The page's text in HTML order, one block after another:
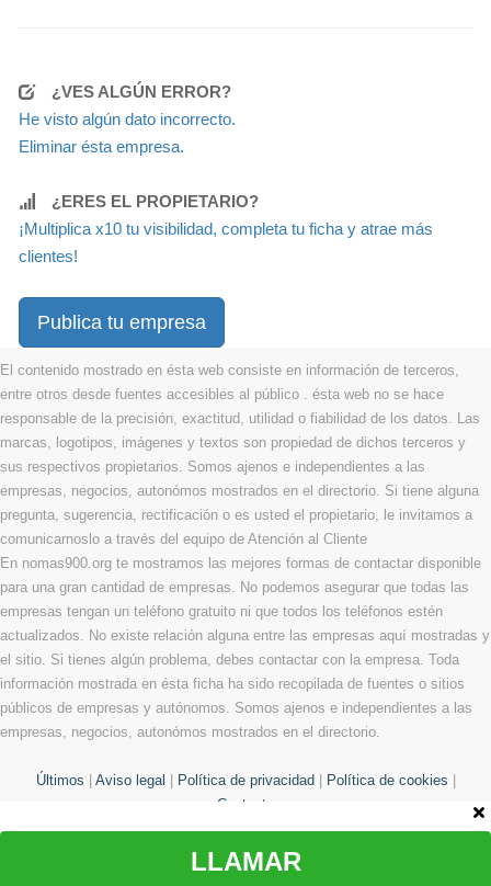
¿VES ALGÚN ERROR?
He visto algún dato incorrecto.
Eliminar ésta empresa.
¿ERES EL PROPIETARIO?
¡Multiplica x10 tu visibilidad, completa tu ficha y atrae más
clientes!
Publica tu empresa
El contenido mostrado en ésta web consiste en información de terceros,
entre otros desde fuentes accesibles al público . ésta web no se hace
responsable de la precisión, exactitud, utilidad o fiabilidad de los datos. Las
marcas, logotipos, imágenes y textos son propiedad de dichos terceros y
sus respectivos propietarios. Somos ajenos e independientes a las
empresas, negocios, autonómos mostrados en el directorio. Si tiene alguna
pregunta, sugerencia, rectificación o es usted el propietario, le invitamos a
comunicarnoslo a través del equipo de Atención al Cliente
En nomas900.org te mostramos las mejores formas de contactar disponible
para una gran cantidad de empresas. No podemos asegurar que todas las
empresas tengan un teléfono gratuito ni que todos los teléfonos estén
actualizados. No existe relación alguna entre las empresas aquí mostradas y
el sitio. Si tienes algún problema, debes contactar con la empresa. Toda
información mostrada en ésta ficha ha sido recopilada de fuentes o sitios
públicos de empresas y autónomos. Somos ajenos e independientes a las
empresas, negocios, autonómos mostrados en el directorio.
Últimos Aviso legal Política de privacidad Política de cookies
Contacto
LLAMAR